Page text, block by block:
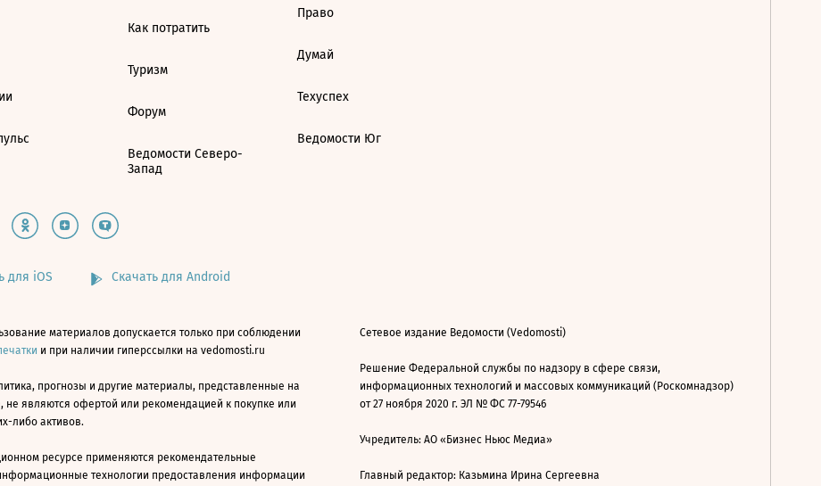
Как потратить
Туризм
Форум
Ведомости Северо-
Запад
Право
Думай
Техуспех
Ведомости Юг
для iOS Скачать для Android
материалов допускается только при соблюдении
и при наличии гиперссылки на vedomosti.ru
прогнозы и другие материалы, представленные на
не являются офертой или рекомендацией к покупке или
либо активов.
ресурсе применяются рекомендательные
технологии предоставления информации
Сетевое издание Ведомости (Vedomosti)
Решение Федеральной службы по надзору в сфере связи,
информационных технологий и массовых коммуникаций (Роскомнадзор)
от 27 ноября 2020 г. ЭЛ № ФС 77-79546
Учредитель: АО «Бизнес Ньюс Медиа»
Главный редактор: Казьмина Ирина Сергеевна